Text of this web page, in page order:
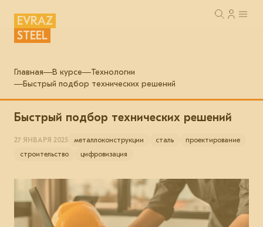
EVRAZ
STEEL
Главная В курсе
Технологии
Быстрый подбор технических решений
Быстрый подбор технических решений
27 ЯНВАРЯ 2025 металлоконструкции сталь
проектирование
строительство
цифровизация